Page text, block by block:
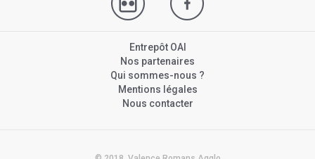
Entrepôt OAI
Nos partenaires
Qui sommes-nous ?
Mentions légales
Nous contacter